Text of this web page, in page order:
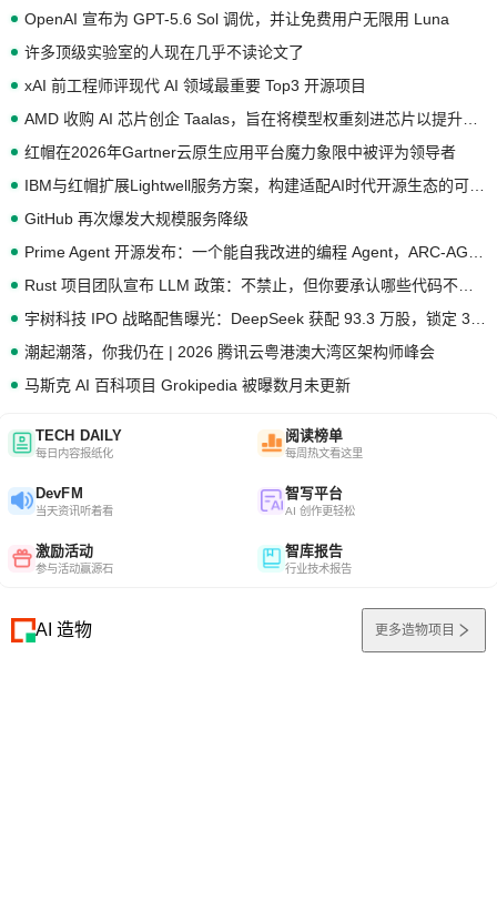
OpenAI 宣布为 GPT-5.6 Sol 调优，并让免费用户无限用 Luna
许多顶级实验室的人现在几乎不读论文了
xAI 前工程师评现代 AI 领域最重要 Top3 开源项目
红帽在2026年Gartner云原生应用平台魔力象限中被评为领导者
GitHub 再次爆发大规模服务降级
潮起潮落，你我仍在 | 2026 腾讯云粤港澳大湾区架构师峰会
马斯克 AI 百科项目 Grokipedia 被曝数月未更新
TECH DAILY
每日内容报纸化
阅读榜单
每周热文看这里
DevFM
当天资讯听着看
智写平台
AI 创作更轻松
激励活动
参与活动赢源石
智库报告
行业技术报告
AI 造物 更多造物项目